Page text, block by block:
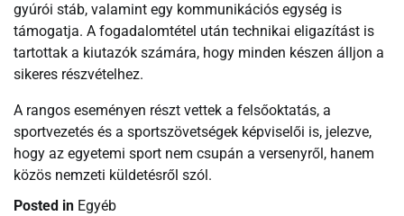
gyúrói stáb, valamint egy kommunikációs egység is
támogatja. A fogadalomtétel után technikai eligazítást is
tartottak a kiutazók számára, hogy minden készen álljon a
sikeres részvételhez.
A rangos eseményen részt vettek a felsőoktatás, a
sportvezetés és a sportszövetségek képviselői is, jelezve,
hogy az egyetemi sport nem csupán a versenyről, hanem
közös nemzeti küldetésről szól.
Posted in Egyéb